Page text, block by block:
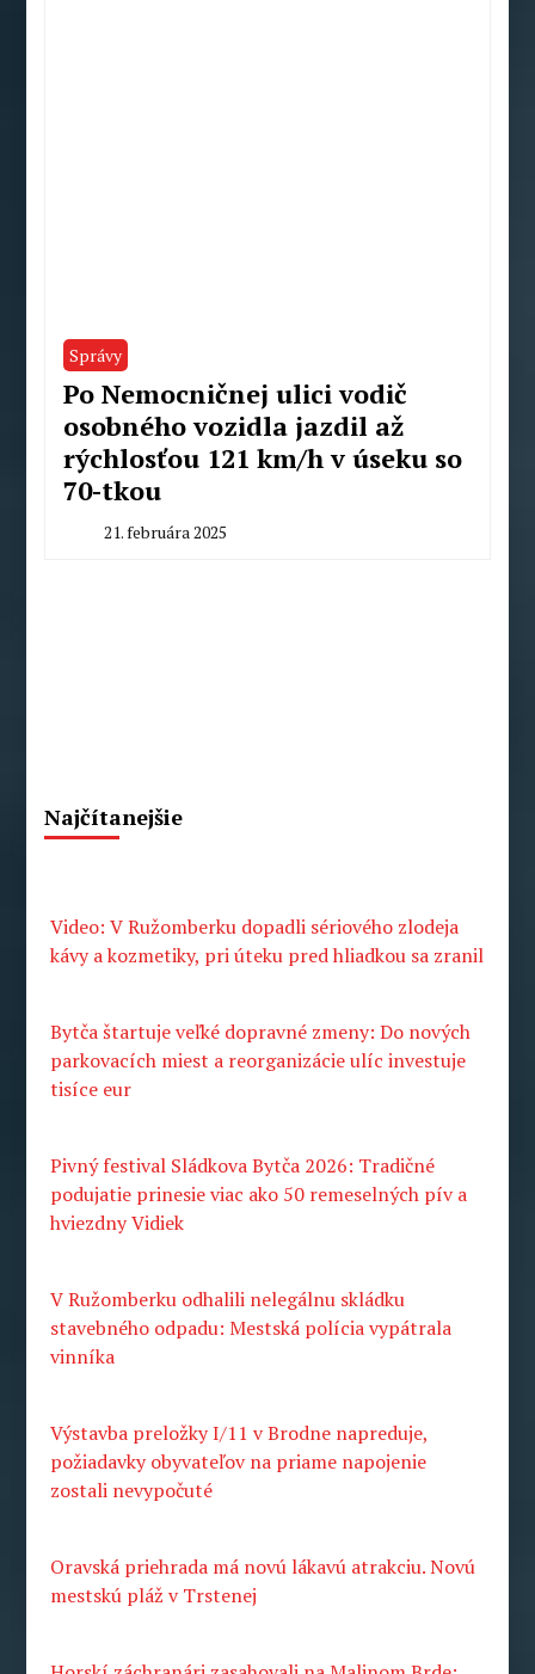
Správy
Po Nemocničnej ulici vodič
osobného vozidla jazdil až
rýchlosťou 121 km/h v úseku so
70-tkou
21. februára 2025
Najčítanejšie
Video: V Ružomberku dopadli sériového zlodeja
kávy a kozmetiky, pri úteku pred hliadkou sa zranil
Bytča štartuje veľké dopravné zmeny: Do nových
parkovacích miest a reorganizácie ulíc investuje
tisíce eur
Pivný festival Sládkova Bytča 2026: Tradičné
podujatie prinesie viac ako 50 remeselných pív a
hviezdny Vidiek
V Ružomberku odhalili nelegálnu skládku
stavebného odpadu: Mestská polícia vypátrala
vinníka
Výstavba preložky I/11 v Brodne napreduje,
požiadavky obyvateľov na priame napojenie
zostali nevypočuté
Oravská priehrada má novú lákavú atrakciu. Novú
mestskú pláž v Trstenej